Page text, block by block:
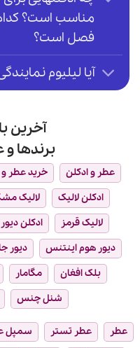
مناسب است؟
فصل است؟
آیا لیلیوم
آخرین
برندها
عطر و ادکلن خرید عطر و
ادکلن لالیک
لالیک
لالیک قرمز
ادکلن دیور
دیور هوم اینتنس
دیور
بلک افغان
مگامار
شنل چنس
عطر عطر تستر سمپل